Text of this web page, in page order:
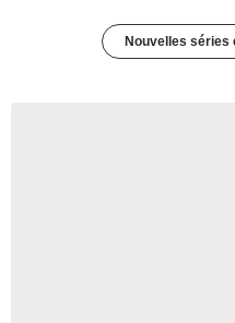
Nouvelles séries